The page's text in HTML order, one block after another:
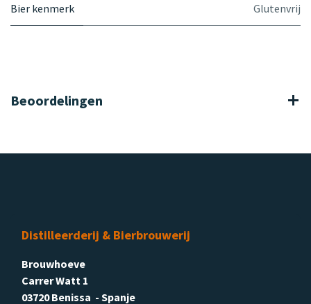
Bier kenmerk Glutenvrij
Beoordelingen
Distilleerderij & Bierbrouwerij
Brouwhoeve
Carrer Watt 1
03720 Benissa - Spanje